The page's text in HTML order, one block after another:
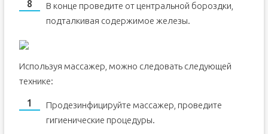
В конце проведите от центральной бороздки,
подталкивая содержимое железы.
Используя массажер, можно следовать следующей
технике:
Продезинфицируйте массажер, проведите
гигиенические процедуры.